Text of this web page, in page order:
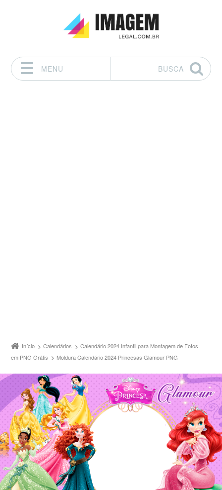
MENU
BUSCA
Início Calendários
Calendário 2024 Infantil para Montagem de Fotos
em PNG Grátis
Moldura Calendário 2024 Princesas Glamour PNG